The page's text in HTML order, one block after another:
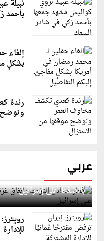
نبيلة
بأحمد
إلغاء
بشكلٍ
رندة
وتوضح
عربي
قطر: حماس التزمت باتفاق
بالضغط على إسرائيل